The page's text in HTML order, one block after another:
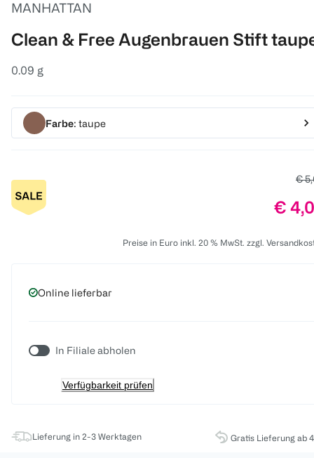
MANHATTAN
Clean & Free Augenbrauen Stift
0.09 g
Farbe: taupe
€
€
Preise in Euro inkl. 20 % MwSt. zzgl.
Online lieferbar
In Filiale abholen
Verfügbarkeit prüfen
Lieferung in 2-3 Werktagen Gratis Lieferung ab